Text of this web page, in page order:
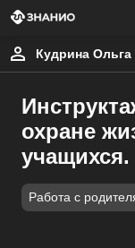
Кудрина
охране
учащихся.
Работа с